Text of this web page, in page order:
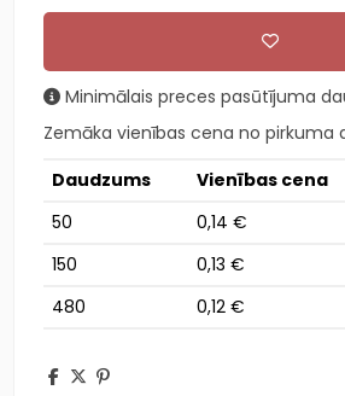
Minimālais preces pasūtījuma
Zemāka vienības cena no pirkuma
Daudzums
Vienības cena
50
0,14 €
150
0,13 €
480
0,12 €